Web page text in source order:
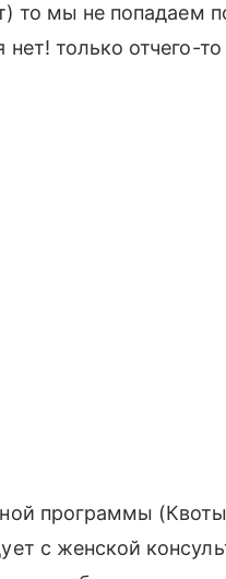
то мы не попадаем
только отчего-
программы
с женской